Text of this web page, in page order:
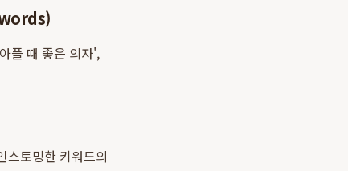
플 때 좋은 의자',
스토밍한 키워드의